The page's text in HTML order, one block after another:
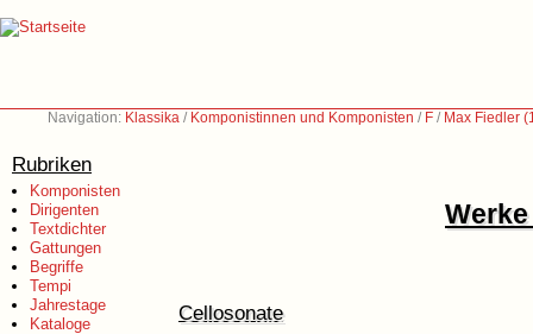
Navigation: Klassika / Komponistinnen und Komponisten / F / Max Fiedler
Rubriken
Komponisten
Dirigenten
Textdichter
Gattungen
Begriffe
Tempi
Jahrestage
Kataloge
Cellosonate